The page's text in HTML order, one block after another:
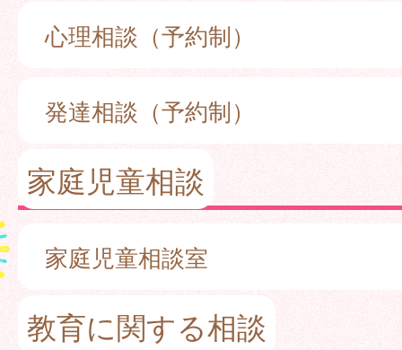
心理相談（予約制）
発達相談（予約制）
家庭児童相談
家庭児童相談室
教育に関する相談